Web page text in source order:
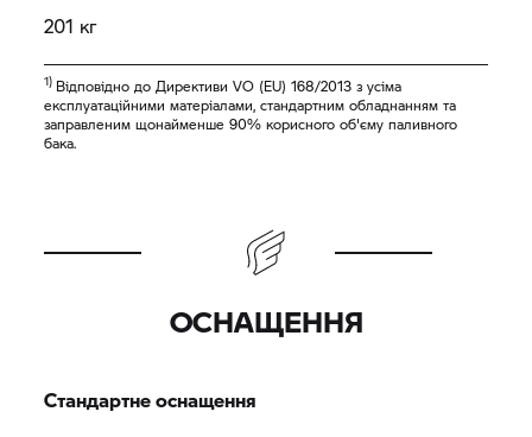
201 кг
1) Відповідно до Директиви VO (EU) 168/2013 з усіма
експлуатаційними матеріалами, стандартним обладнанням та
заправленим щонайменше 90% корисного об'єму паливного
бака.
ОСНАЩЕННЯ
Стандартне оснащення